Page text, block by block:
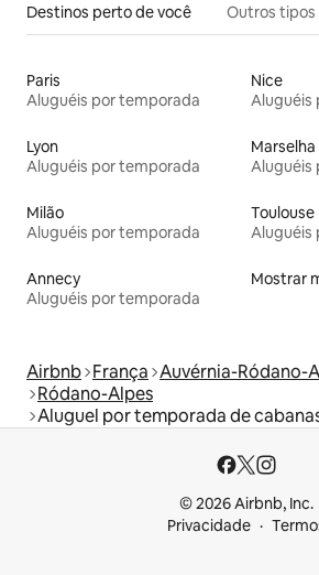
Destinos perto de você Outros
Paris
Aluguéis por temporada
Nice
Aluguéis
Lyon
Aluguéis por temporada
Marselha
Aluguéis
Milão
Aluguéis por temporada
Toulouse
Aluguéis
Annecy
Aluguéis por temporada
Mostrar
Airbnb França Auvérnia-Ródano-
Ródano-Alpes
Aluguel por temporada de
© 2026 Airbnb, Inc.
Privacidade